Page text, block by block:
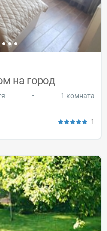
на город
• 1 комната
1